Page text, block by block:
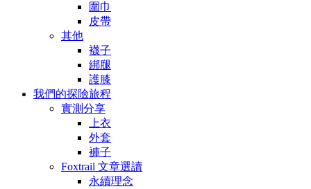
圍巾
皮帶
其他
襪子
綁腿
護膝
我們的探險旅程
實測分享
上衣
外套
褲子
Foxtrail 文章選讀
永續理念